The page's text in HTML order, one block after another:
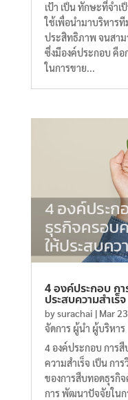
เป้า เป็น ทักษะที่จำ
ใช้เพื่อนำมาบริหารที
ประสิทธิภาพ จนสาม
ซึ่งมีองค์ประกอบ คือ
ในการขาย...
4 องค์ประกอบ ก
ประสบความสำเร็จ
bysurachai | Mar
จัดการ ผู้นำ ผู้บริหาร
4 องค์ประกอบ การ
ความสำเร็จ เป็น กา
ของการสืบทอดธุรกิ
การ พัฒนาปัจจัยใน